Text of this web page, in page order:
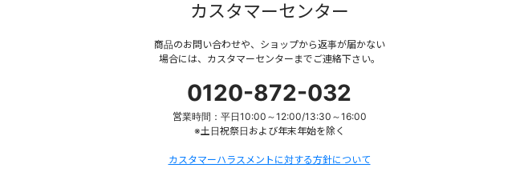
カスタマーセンター
商品のお問い合わせや、ショップから返事が届かない
場合には、カスタマーセンターまでご連絡下さい。
0120-872-032
営業時間：平日10:00～12:00/13:30～16:00
※土日祝祭日および年末年始を除く
カスタマーハラスメントに対する方針について